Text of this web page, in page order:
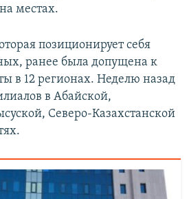
местах.
позиционирует себя
ранее была допущена к
в 12 регионах. Неделю назад
в Абайской,
Северо-Казахстанской